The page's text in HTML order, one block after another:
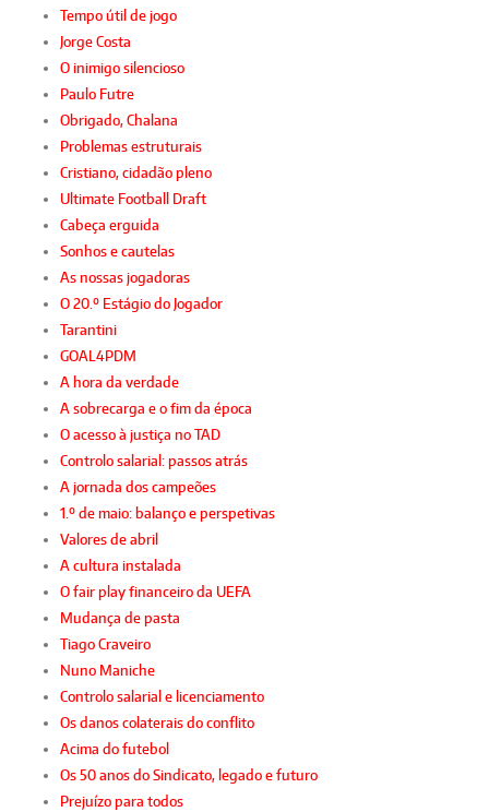
Tempo útil de jogo
Jorge Costa
O inimigo silencioso
Paulo Futre
Obrigado, Chalana
Problemas estruturais
Cristiano, cidadão pleno
Ultimate Football Draft
Cabeça erguida
Sonhos e cautelas
As nossas jogadoras
O 20.º Estágio do Jogador
Tarantini
GOAL4PDM
A hora da verdade
A sobrecarga e o fim da época
O acesso à justiça no TAD
Controlo salarial: passos atrás
A jornada dos campeões
1.º de maio: balanço e perspetivas
Valores de abril
A cultura instalada
O fair play financeiro da UEFA
Mudança de pasta
Tiago Craveiro
Nuno Maniche
Controlo salarial e licenciamento
Os danos colaterais do conflito
Acima do futebol
Os 50 anos do Sindicato, legado e futuro
Prejuízo para todos